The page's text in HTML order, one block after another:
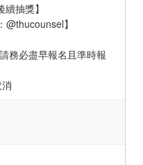
抽獎】
@thucounsel】
務必盡早報名且準時報